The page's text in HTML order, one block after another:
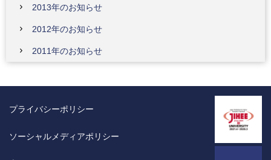
2013年のお知らせ
2012年のお知らせ
2011年のお知らせ
プライバシーポリシー
ソーシャルメディアポリシー